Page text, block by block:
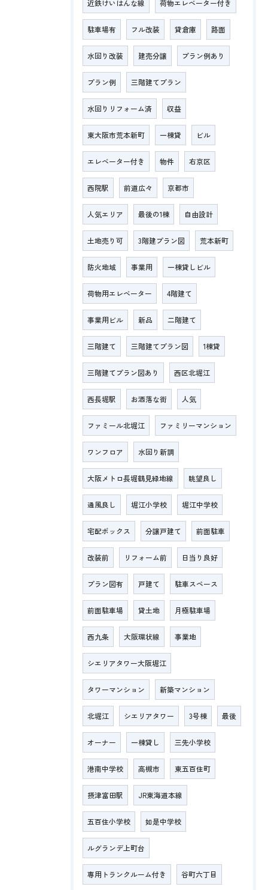
近鉄けいはんな線 荷物エレベーター付き
駐車場有 フル改装 貸倉庫 路面
水回り改装 建売分譲 プラン例あり
プラン例 三階建てプラン
水回りリフォーム済 収益
東大阪市荒本新町 一棟貸 ビル
エレベーター付き 物件 右京区
西院駅 前道広々 京都市
人気エリア 最後の1棟 自由設計
土地売り可 3階建プラン図 荒本新町
防火地域 事業用 一棟貸しビル
荷物用エレベーター 4階建て
事業用ビル 新品 二階建て
三階建て 三階建てプラン図 1棟貸
三階建てプラン図あり 西区北堀江
西長堀駅 お洒落な街 人気
ファミール北堀江 ファミリーマンション
ワンフロア 水回り新調
大阪メトロ長堀鶴見緑地線 眺望良し
通風良し 堀江小学校 堀江中学校
宅配ボックス 分譲戸建て 前面駐車
改装前 リフォーム前 日当り良好
プラン図有 戸建て 駐車スペース
前面駐車場 貸土地 月極駐車場
西九条 大阪環状線 事業地
シエリアタワー大阪堀江
タワーマンション 新築マンション
北堀江 シエリアタワー 3号棟 最後
オーナー 一棟貸し 三先小学校
港南中学校 高槻市 東五百住町
摂津富田駅 JR東海道本線
五百住小学校 如是中学校
ルグランデ上町台
専用トランクルーム付き 谷町六丁目